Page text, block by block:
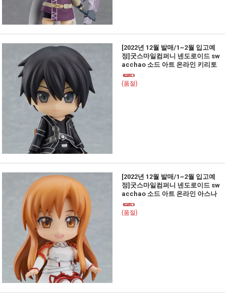
[2022년 12월 발매/1~2월 입고예
정]굿스마일컴퍼니 넨도로이드 sw
acchao 소드 아트 온라인 키리토
(품절)
[2022년 12월 발매/1~2월 입고예
정]굿스마일컴퍼니 넨도로이드 sw
acchao 소드 아트 온라인 아스나
(품절)